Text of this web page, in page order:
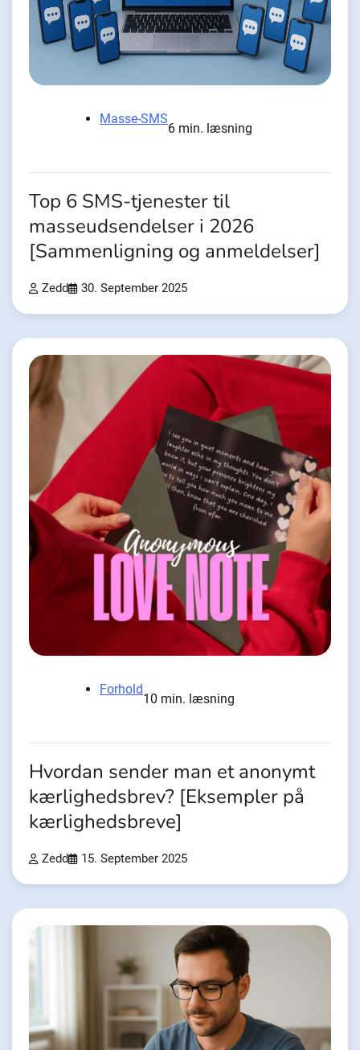
Masse-SMS
6 min. læsning
Top 6 SMS-tjenester til
masseudsendelser i 2026
[Sammenligning og anmeldelser]
Zedd 30. September 2025
Forhold
10 min. læsning
Hvordan sender man et anonymt
kærlighedsbrev? [Eksempler på
kærlighedsbreve]
Zedd 15. September 2025